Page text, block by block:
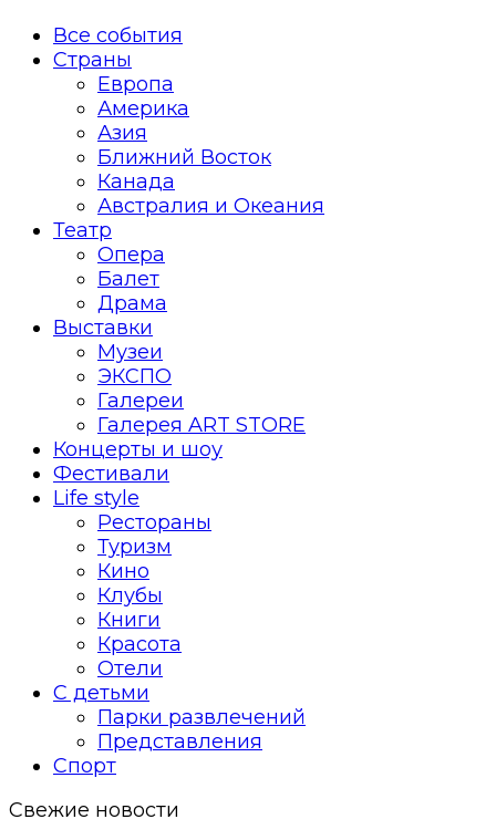
Все события
Страны
Европа
Америка
Азия
Ближний Восток
Канада
Австралия и Океания
Театр
Опера
Балет
Драма
Выставки
Музеи
ЭКСПО
Галереи
Галерея ART STORE
Концерты и шоу
Фестивали
Life style
Рестораны
Туризм
Кино
Клубы
Книги
Красота
Отели
С детьми
Парки развлечений
Представления
Спорт
Свежие новости